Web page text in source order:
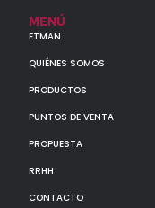
MENÚ
ETMAN
QUIÉNES SOMOS
PRODUCTOS
PUNTOS DE VENTA
PROPUESTA
RRHH
CONTACTO